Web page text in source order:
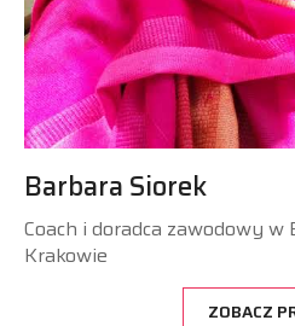
Barbara Siorek
Coach i doradca zawodowy
Krakowie
ZOBACZ